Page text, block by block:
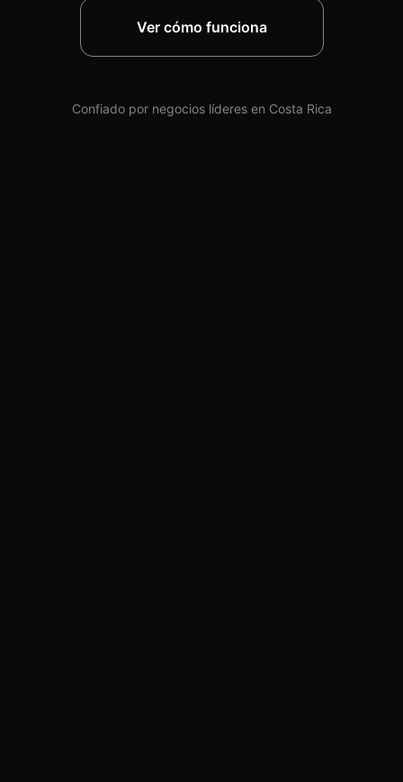
Ver cómo funciona
Confiado por negocios líderes en Costa Rica